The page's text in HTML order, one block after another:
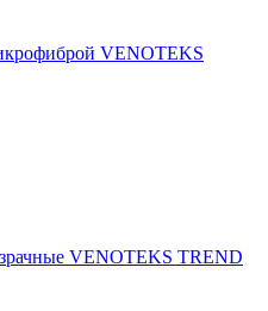
VENOTEKS
VENOTEKS TREND